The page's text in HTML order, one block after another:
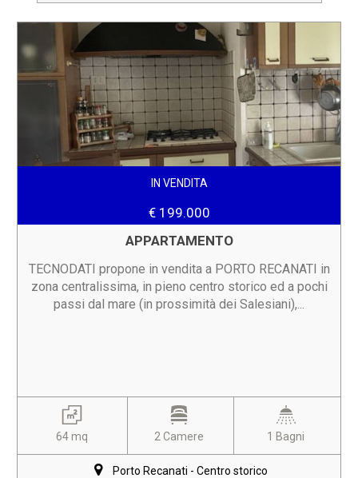
IN VENDITA
€ 199.000
APPARTAMENTO
TECNODATI propone in vendita a PORTO RECANATI in
zona centralissima, in pieno centro storico ed a pochi
passi dal mare (in prossimità dei Salesiani),...
64 mq 2 Camere 1 Bagni
Porto Recanati - Centro storico